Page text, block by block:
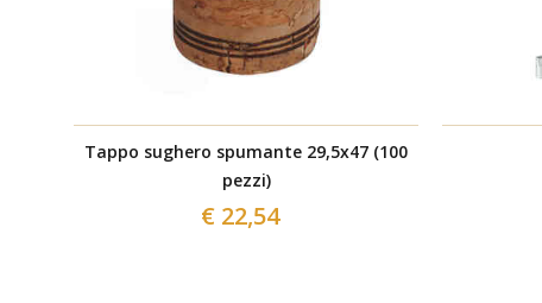
Tappo sughero spumante 29,5x47 (100
pezzi)
€ 22,54